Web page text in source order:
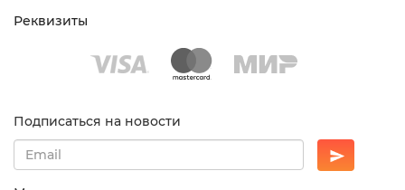
Реквизиты
Подписаться на новости